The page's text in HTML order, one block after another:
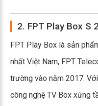
2. FPT Play Box S
FPT Play Box là sản
nhất Việt Nam, FPT
trường vào năm 2017.
công nghệ TV Box xứng